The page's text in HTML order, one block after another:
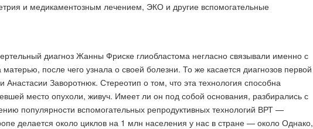
и медикаментозным лечением, ЭКО и другие вспомогательные
диагноз Жанны Фриске глиобластома негласно связывали именно с
после чего узнала о своей болезни. То же касается диагнозов первой
Анастасии Заворотнюк. Стереотип о том, что эта технология способна
место опухоли, живуч. Имеет ли он под собой основания, разбирались с
популярности вспомогательных репродуктивных технологий ВРТ —
делается около циклов на 1 млн населения у нас в стране — около Однако,